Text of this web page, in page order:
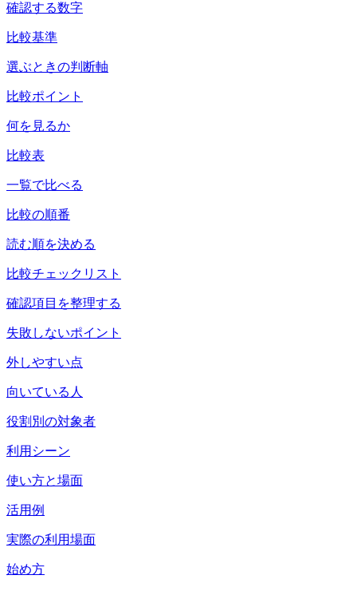
確認する数字
比較基準
選ぶときの判断軸
比較ポイント
何を見るか
比較表
一覧で比べる
比較の順番
読む順を決める
比較チェックリスト
確認項目を整理する
失敗しないポイント
外しやすい点
向いている人
役割別の対象者
利用シーン
使い方と場面
活用例
実際の利用場面
始め方